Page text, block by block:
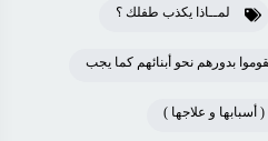
لمــاذا يكذب طفلك ؟
بدورهم نحو أبنائهم كما يجب
أسبابها و علاجها )